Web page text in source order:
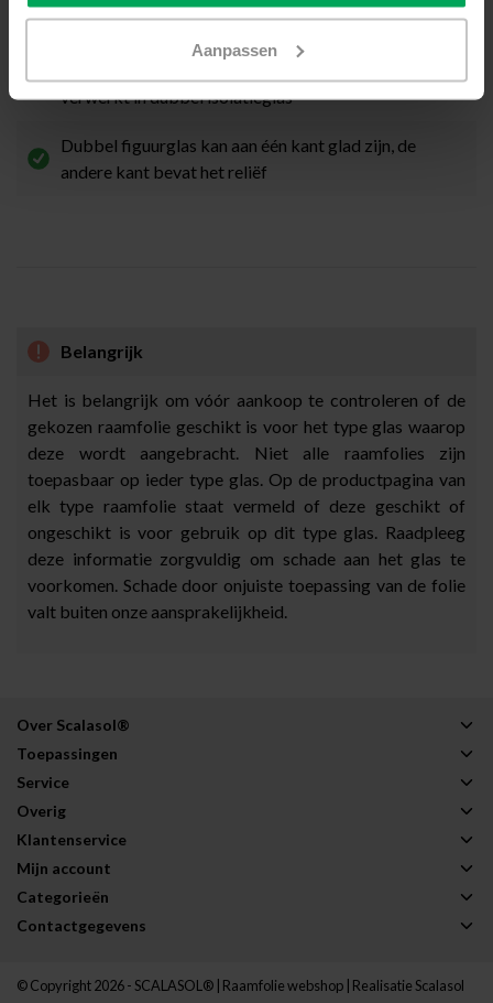
Aanpassen
subtiel
verwerkt in dubbel isolatieglas
Dubbel figuurglas kan aan één kant glad zijn, de
andere kant bevat het reliëf
Belangrijk
Het is belangrijk om vóór aankoop te controleren of de
gekozen raamfolie geschikt is voor het type glas waarop
deze wordt aangebracht. Niet alle raamfolies zijn
toepasbaar op ieder type glas. Op de productpagina van
elk type raamfolie staat vermeld of deze geschikt of
ongeschikt is voor gebruik op dit type glas. Raadpleeg
deze informatie zorgvuldig om schade aan het glas te
voorkomen. Schade door onjuiste toepassing van de folie
valt buiten onze aansprakelijkheid.
Over Scalasol®
Toepassingen
Service
Overig
Klantenservice
Mijn account
Categorieën
Contactgegevens
© Copyright 2026 - SCALASOL® | Raamfolie webshop | Realisatie Scalasol